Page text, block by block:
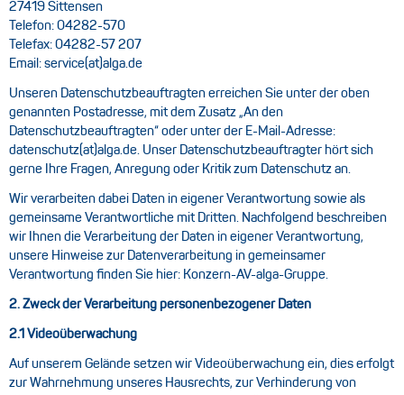
27419 Sittensen
Telefon: 04282-570
Telefax: 04282-57 207
Email: service(at)alga.de
Unseren Datenschutzbeauftragten erreichen Sie unter der oben
genannten Postadresse, mit dem Zusatz „An den
Datenschutzbeauftragten“ oder unter der E-Mail-Adresse:
datenschutz(at)alga.de. Unser Datenschutzbeauftragter hört sich
gerne Ihre Fragen, Anregung oder Kritik zum Datenschutz an.
Wir verarbeiten dabei Daten in eigener Verantwortung sowie als
gemeinsame Verantwortliche mit Dritten. Nachfolgend beschreiben
wir Ihnen die Verarbeitung der Daten in eigener Verantwortung,
unsere Hinweise zur Datenverarbeitung in gemeinsamer
Verantwortung finden Sie hier: Konzern-AV-alga-Gruppe.
2. Zweck der Verarbeitung personenbezogener Daten
2.1 Videoüberwachung
Auf unserem Gelände setzen wir Videoüberwachung ein, dies erfolgt
zur Wahrnehmung unseres Hausrechts, zur Verhinderung von